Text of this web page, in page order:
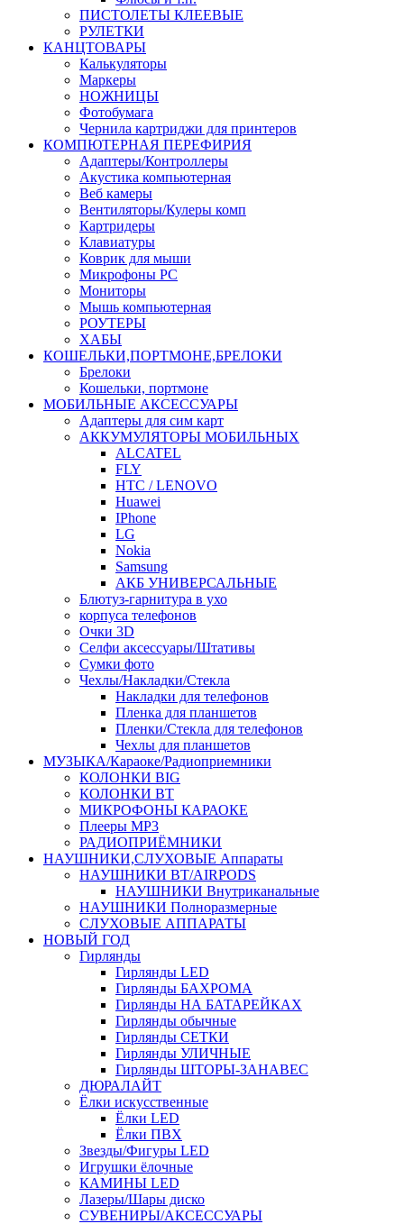
ПИСТОЛЕТЫ КЛЕЕВЫЕ
РУЛЕТКИ
КАНЦТОВАРЫ
Калькуляторы
Маркеры
НОЖНИЦЫ
Фотобумага
Чернила картриджи для принтеров
КОМПЮТЕРНАЯ ПЕРЕФИРИЯ
Адаптеры/Контроллеры
Акустика компьютерная
Веб камеры
Вентиляторы/Кулеры комп
Картридеры
Клавиатуры
Коврик для мыши
Микрофоны PC
Мониторы
Мышь компьютерная
РОУТЕРЫ
ХАБЫ
КОШЕЛЬКИ,ПОРТМОНЕ,БРЕЛОКИ
Брелоки
Кошельки, портмоне
МОБИЛЬНЫЕ АКСЕССУАРЫ
Адаптеры для сим карт
АККУМУЛЯТОРЫ МОБИЛЬНЫХ
ALCATEL
FLY
HTC / LENOVO
Huawei
IPhone
LG
Nokia
Samsung
АКБ УНИВЕРСАЛЬНЫЕ
Блютуз-гарнитура в ухо
корпуса телефонов
Очки 3D
Селфи аксессуары/Штативы
Сумки фото
Чехлы/Накладки/Стекла
Накладки для телефонов
Пленка для планшетов
Пленки/Стекла для телефонов
Чехлы для планшетов
МУЗЫКА/Караоке/Радиоприемники
КОЛОНКИ BIG
КОЛОНКИ BT
МИКРОФОНЫ КАРАОКЕ
Плееры MP3
РАДИОПРИЁМНИКИ
НАУШНИКИ,СЛУХОВЫЕ Аппараты
НАУШНИКИ BT/AIRPODS
НАУШНИКИ Внутриканальные
НАУШНИКИ Полноразмерные
СЛУХОВЫЕ АППАРАТЫ
НОВЫЙ ГОД
Гирлянды
Гирлянды LED
Гирлянды БАХРОМА
Гирлянды НА БАТАРЕЙКАХ
Гирлянды обычные
Гирлянды СЕТКИ
Гирлянды УЛИЧНЫЕ
Гирлянды ШТОРЫ-ЗАНАВЕС
ДЮРАЛАЙТ
Ёлки искусственные
Ёлки LED
Ёлки ПВХ
Звезды/Фигуры LED
Игрушки ёлочные
КАМИНЫ LED
Лазеры/Шары диско
СУВЕНИРЫ/АКСЕССУАРЫ